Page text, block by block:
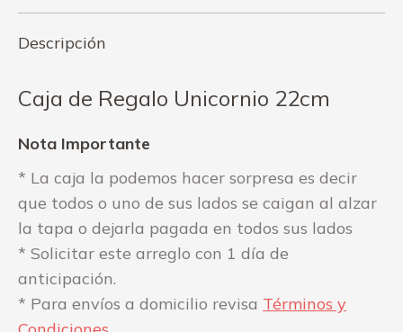
Descripción
Caja de Regalo Unicornio 22cm
Nota Importante
* La caja la podemos hacer sorpresa es decir
que todos o uno de sus lados se caigan al alzar
la tapa o dejarla pagada en todos sus lados
* Solicitar este arreglo con 1 día de
anticipación.
* Para envíos a domicilio revisa Términos y